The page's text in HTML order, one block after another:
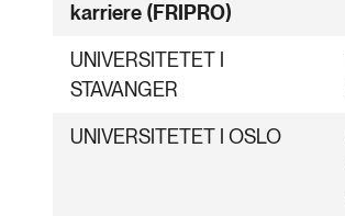
karriere (FRIPRO)
UNIVERSITETET I
STAVANGER
UNIVERSITETET I OSLO